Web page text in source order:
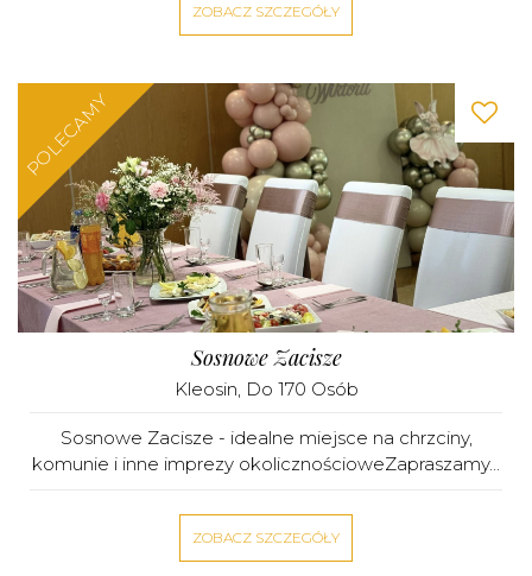
ZOBACZ SZCZEGÓŁY
POLECAMY
Sosnowe Zacisze
Kleosin , Do 170 Osób
Sosnowe Zacisze - idealne miejsce na chrzciny,
komunie i inne imprezy okolicznościoweZapraszamy...
ZOBACZ SZCZEGÓŁY